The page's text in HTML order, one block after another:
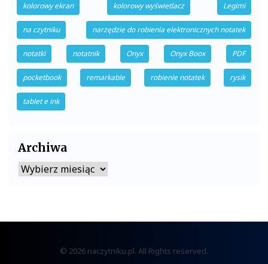
kolorowy ekran kolorowy wyświetlacz Legimi
na czytniku narzędzie do robienia elektronicznych notatek
notatki notatnik Onyx Onyx Boox PDF
pocketbook remarkable robienie notatek rysik
tablet e ink
Archiwa
Archiwa
© 2026 naczytniku.pl. All Rights reserved.